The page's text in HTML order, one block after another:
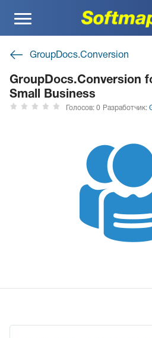
Меню
GroupDocs.Conversion
GroupDocs.Conversion
Small Business
Голосов: 0 Разработчик: